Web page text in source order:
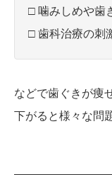
□ 噛みしめや歯
□ 歯科治療の刺
などで歯ぐきが痩
下がると様々な問